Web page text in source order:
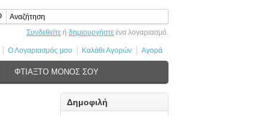
Συνδεθείτε ή δημιουργήστε ένα λογαριασμό.
Ο Λογαριασμός μου Καλάθι Αγορών Αγορά
ΦΤΙΑΞΤΟ ΜΟΝΟΣ ΣΟΥ
Δημοφιλή